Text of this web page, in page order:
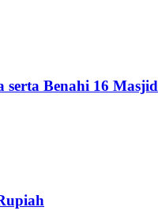
Benahi 16 Masjid